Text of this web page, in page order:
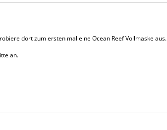
dort zum ersten mal eine Ocean Reef Vollmaske aus.
an.